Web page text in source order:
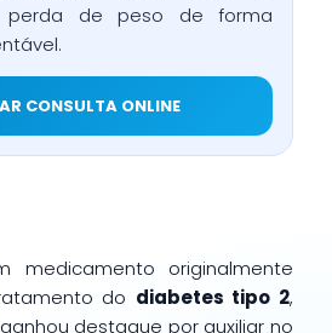
perda de peso de forma
CONSULTA ONLINE
medicamento originalmente
do diabetes tipo 2,
destaque por auxiliar no